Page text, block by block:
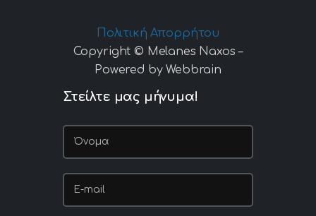
Πολιτική Απορρήτου
Copyright © Melanes Naxos –
Powered by Webbrain
Στείλτε μας μήνυμα!